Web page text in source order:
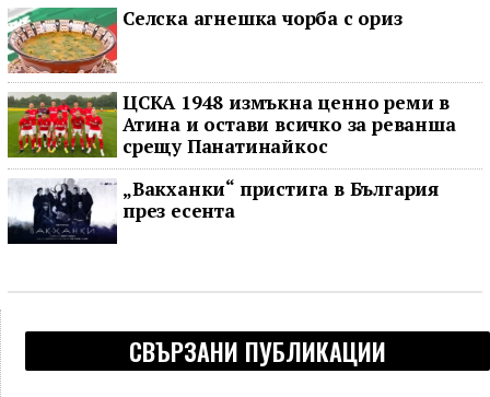
Селска агнешка чорба с ориз
ЦСКА 1948 измъкна ценно реми в
Атина и остави всичко за реванша
срещу Панатинайкос
„Вакханки“ пристига в България
през есента
СВЪРЗАНИ ПУБЛИКАЦИИ